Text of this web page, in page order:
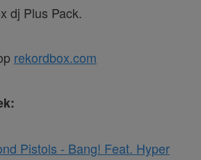
dj Plus Pack.
rekordbox.com
Pistols - Bang! Feat. Hyper